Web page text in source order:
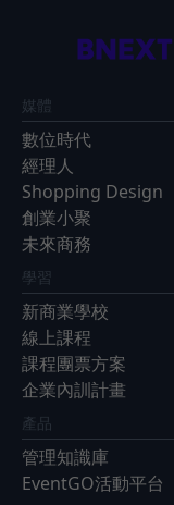
媒體
數位時代
經理人
Shopping Design
創業小聚
未來商務
學習
新商業學校
線上課程
課程團票方案
企業內訓計畫
產品
管理知識庫
EventGO活動平台